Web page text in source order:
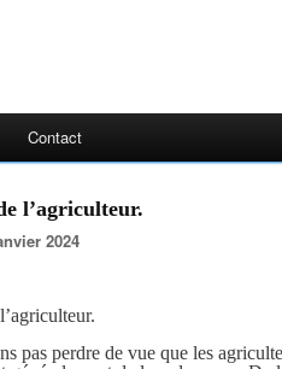
Contact
l’agriculteur.
2024
pas perdre de vue que les